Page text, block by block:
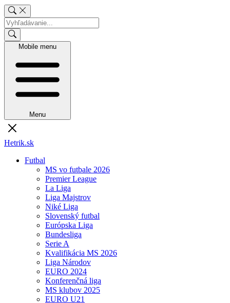
Mobile menu
Menu
Hetrik.sk
Futbal
MS vo futbale 2026
Premier League
La Liga
Liga Majstrov
Niké Liga
Slovenský futbal
Európska Liga
Bundesliga
Serie A
Kvalifikácia MS 2026
Liga Národov
EURO 2024
Konferenčná liga
MS klubov 2025
EURO U21